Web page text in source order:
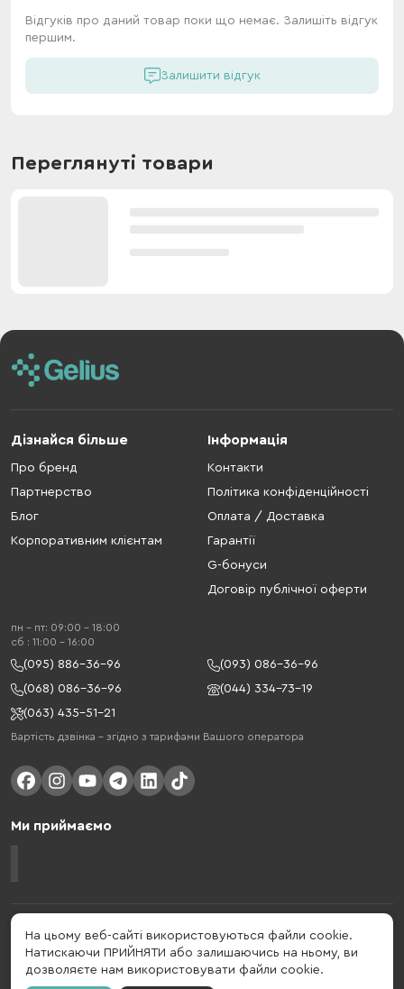
Відгуків про даний товар поки що немає. Залишіть відгук
першим.
Залишити відгук
Переглянуті товари
Дізнайся більше
Про бренд
Партнерство
Блог
Корпоративним клієнтам
Інформація
Контакти
Політика конфіденційності
Оплата / Доставка
Гарантії
G-бонуси
Договір публічної оферти
пн - пт: 09:00 - 18:00
cб : 11:00 - 16:00
(095) 886-36-96
(093) 086-36-96
(068) 086-36-96
(044) 334-73-19
(063) 435-51-21
Вартість дзвінка – згідно з тарифами Вашого оператора
Ми приймаємо
Gelius - український бренд, який активно розвивається у сфері смарт
гаджетів та мобільних аксесуарів. Бренд заснований в 2013 році. Gelius
- це набагато більше ніж просто бренд, це стиль життя, який об'єднує в
собі драйв, радість, швидкість, новації і практичність.
На цьому веб-сайті використовуються файли cookie.
Натискаючи ПРИЙНЯТИ або залишаючись на ньому, ви
дозволяєте нам використовувати файли cookie.